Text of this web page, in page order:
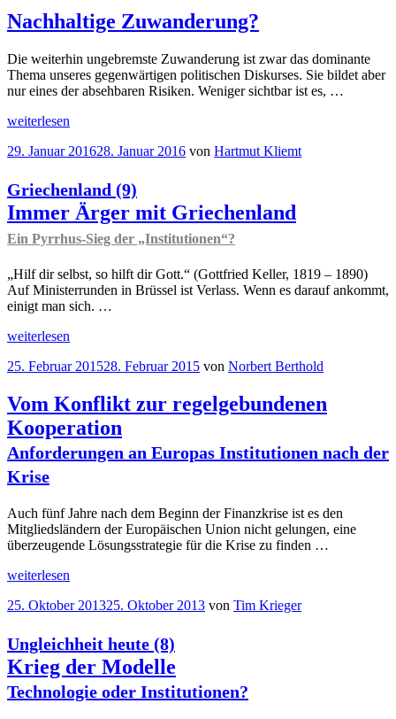
Ungleichheit
der
Schweden
und
die
USA
sind
gar
nicht
verschieden“
Nachhaltige Zuwanderung?
Die weiterhin ungebremste Zuwanderung ist zwar das dominante
Thema unseres gegenwärtigen politischen Diskurses. Sie bildet aber
nur eines der absehbaren Risiken. Weniger sichtbar ist es, …
„Nachhaltige
weiterlesen
Veröffentlicht
29. Januar 201628. Januar 2016 von Hartmut Kliemt
Griechenland (9)
Immer Ärger mit Griechenland
Ein Pyrrhus-Sieg der „Institutionen“?
„Hilf dir selbst, so hilft dir Gott.“ (Gottfried Keller, 1819 – 1890)
Auf Ministerrunden in Brüssel ist Verlass. Wenn es darauf ankommt,
einigt man sich. …
„Griechenland
Immer
mit
Griechenland
Ein
Pyrrhus-
Sieg
der
weiterlesen
Veröffentlicht
25. Februar 201528. Februar 2015 von Norbert Berthold
Vom Konflikt zur regelgebundenen
Kooperation
Anforderungen an Europas Institutionen nach der
Krise
Auch fünf Jahre nach dem Beginn der Finanzkrise ist es den
Mitgliedsländern der Europäischen Union nicht gelungen, eine
überzeugende Lösungsstrategie für die Krise zu finden …
„Vom
zur
Kooperation
Anforderungen
an
Europas
Institutionen
weiterlesen
Veröffentlicht
25. Oktober 201325. Oktober 2013 von Tim Krieger
Ungleichheit heute (8)
Krieg der Modelle
Technologie oder Institutionen?